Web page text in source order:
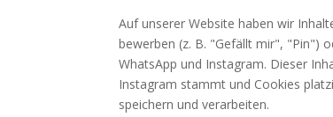
Auf unserer Website haben wir
bewerben (z. B. "Gefällt mir", "Pin")
WhatsApp und Instagram. Dieser
Instagram stammt und Cookies
speichern und verarbeiten.